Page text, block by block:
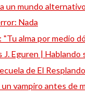
un mundo
Nada
alma por medio
Eguren | Hablando
de El
vampiro antes de